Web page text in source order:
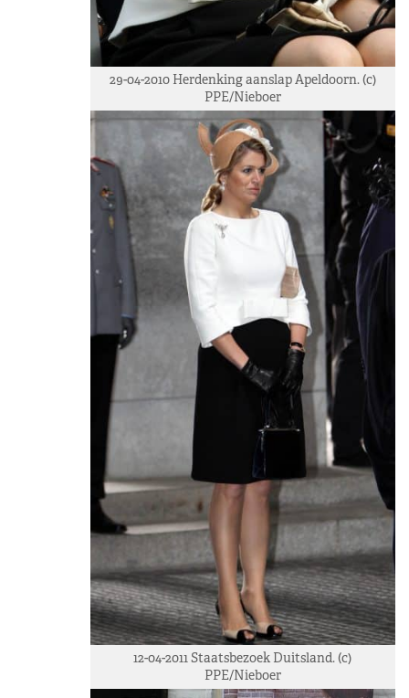
29-04-2010 Herdenking aanslap Apeldoorn. (c)
PPE/Nieboer
12-04-2011 Staatsbezoek Duitsland. (c)
PPE/Nieboer